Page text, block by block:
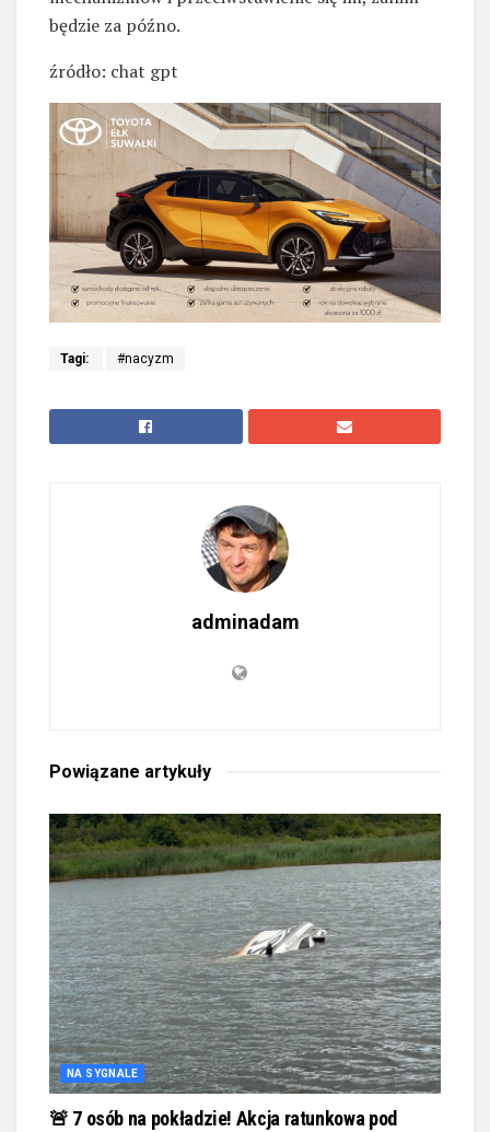
będzie za późno.
źródło: chat gpt
Tagi: #nacyzm
adminadam
Powiązane artykuły
NA SYGNALE
🚨 7 osób na pokładzie! Akcja ratunkowa pod